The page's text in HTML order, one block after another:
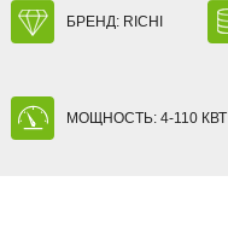
БРЕНД: RICHI
МОЩНОСТЬ: 4-110 КВТ